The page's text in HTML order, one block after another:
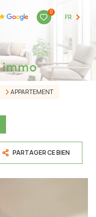
0
FR
APPARTEMENT
PARTAGER CE BIEN